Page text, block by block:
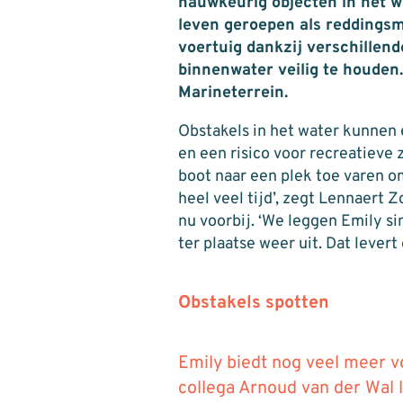
leven geroepen als
voertuig dankzij
binnenwater veilig te
Marineterrein.
Obstakels in het water
en een risico voor recreatieve
boot naar een plek toe varen
heel veel tijd’, zegt Lennaert
nu voorbij. ‘We leggen Emily
ter plaatse weer uit. Dat levert
Obstakels spotten
Emily biedt nog veel meer
collega Arnoud van der